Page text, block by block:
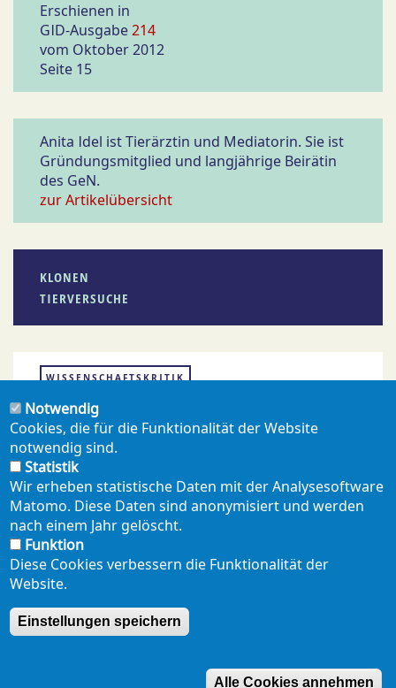
Erschienen in
GID-Ausgabe214
vom Oktober 2012
Seite 15
Anita Idel ist Tierärztin und Mediatorin. Sie ist
Gründungsmitglied und langjährige Beirätin
des GeN.
zur Artikelübersicht
KLONEN
TIERVERSUCHE
WISSENSCHAFTSKRITIK
PDF ERZEUGEN
teilen mail
Footer
mobil
NEWSLETTER PRESSE
Notwendig
Cookies, die für die Funktionalität der Website
notwendig sind.
Statistik
Wir erheben statistische Daten mit der Analysesoftware
Matomo. Diese Daten sind anonymisiert und werden
nach einem Jahr gelöscht.
Funktion
Diese Cookies verbessern die Funktionalität der
Website.
Einstellungen speichern
Alle Cookies annehmen